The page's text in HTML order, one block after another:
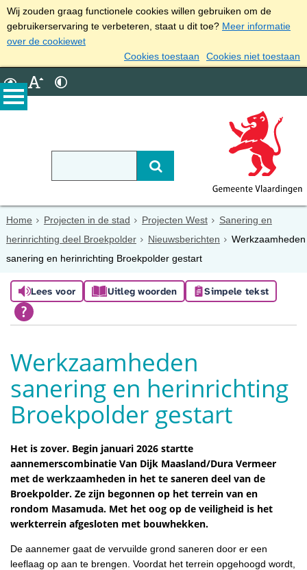
Wij zouden graag functionele cookies willen gebruiken om de
gebruikerservaring te verbeteren, staat u dit toe? Meer informatie
over de cookiewet
Cookies toestaan
Cookies niet toestaan
Home Projecten in de stad Projecten West
Sanering en
herinrichting deel Broekpolder
Nieuwsberichten
Werkzaamheden
sanering en herinrichting Broekpolder gestart
Lees voor Uitleg woorden Simpele tekst
Werkzaamheden
sanering en herinrichting
Broekpolder gestart
Het is zover. Begin januari 2026 startte
aannemerscombinatie Van Dijk Maasland/Dura Vermeer
met de werkzaamheden in het te saneren deel van de
Broekpolder. Ze zijn begonnen op het terrein van en
rondom Masamuda. Met het oog op de veiligheid is het
werkterrein afgesloten met bouwhekken.
De aannemer gaat de vervuilde grond saneren door er een
leeflaag op aan te brengen. Voordat het terrein opgehoogd wordt,